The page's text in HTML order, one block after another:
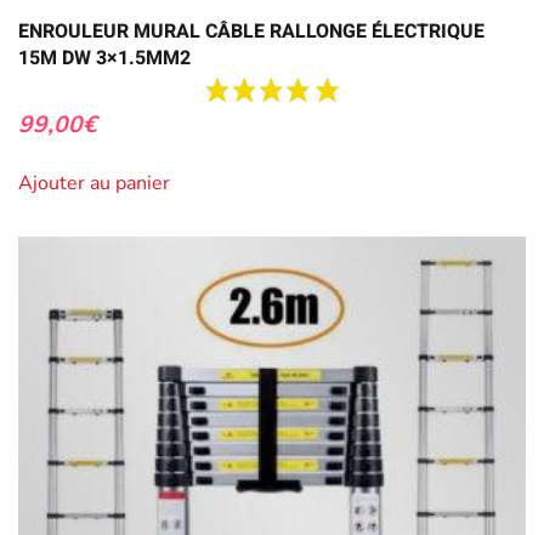
ENROULEUR MURAL CÂBLE RALLONGE ÉLECTRIQUE
15M DW 3×1.5MM2
99,00€
Ajouter au panier